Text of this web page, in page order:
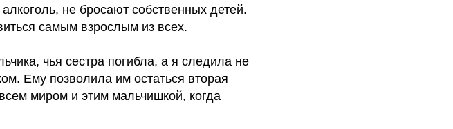
не бросают собственных детей.
самым взрослым из всех.
чья сестра погибла, а я следила не
Ему позволила им остаться вторая
миром и этим мальчишкой, когда